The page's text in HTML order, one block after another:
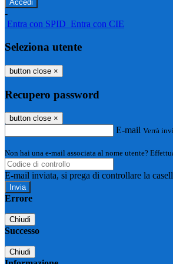
-
Entra con SPID Entra con CIE
Seleziona utente
button close ×
Recupero password
button close ×
E-mail Verrà
Non hai una e-mail associata al nome utente?
E-mail inviata, si prega di controllare la
Errore
Chiudi
Successo
Chiudi